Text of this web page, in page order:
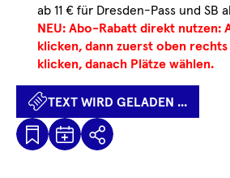
ab 11 € für Dresden-Pass und SB
NEU: Abo-Rabatt direkt nutzen:
klicken, dann zuerst oben
klicken, danach Plätze wählen.
TEXT WIRD GELADEN ...
TextKalenderdatei
Teilen